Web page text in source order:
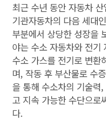
최근 수년 동안 자동차
기관자동차의 다음 세대
부분에서 상당한 성장을
야는 수소 자동차와 전기
수소 가스를 전기로 변환
며, 작동 후 부산물로 수
을 통해 수소차의 기술력
고 지속 가능한 수단으로
다.